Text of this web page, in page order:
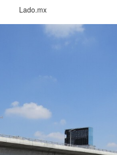
Lado.mx